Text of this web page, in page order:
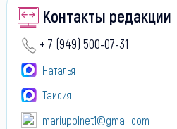
Контакты редакции
+ 7 (949) 500-07-31
Наталья
Таисия
mariupolnet1@gmail.com